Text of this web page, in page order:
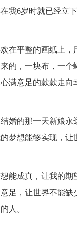
我6岁时就已经
在平整的画纸上
的，一块布，一
满意足的款款走
婚的那一天新娘
梦想能够实现，
能成真，让我的
足，让世界不能缺
人。